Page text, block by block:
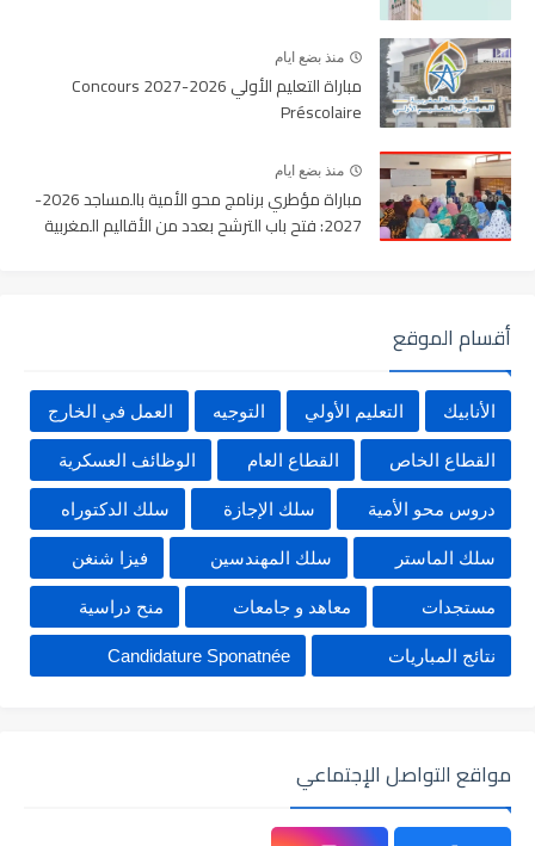
منذ بضع ايام
مباراة التعليم الأولي 2026-2027 Concours
Préscolaire
منذ بضع ايام
مباراة مؤطري برنامج محو الأمية بالمساجد 2026-
2027: فتح باب الترشح بعدد من الأقاليم المغربية
أقسام الموقع
الأنابيك التعليم الأولي التوجيه العمل في الخارج
القطاع الخاص القطاع العام الوظائف العسكرية
دروس محو الأمية سلك الإجازة سلك الدكتوراه
سلك الماستر سلك المهندسين فيزا شنغن
مستجدات معاهد و جامعات منح دراسية
نتائج المباريات Candidature Sponatnée
مواقع التواصل الإجتماعي